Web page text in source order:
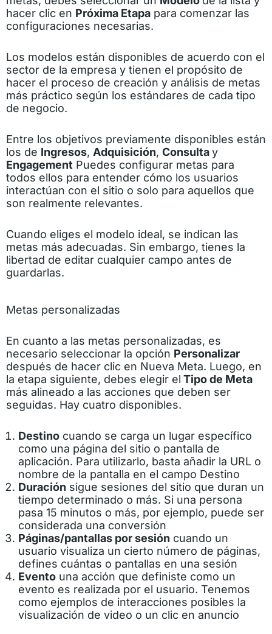
hacer clic en Próxima Etapa para comenzar las
configuraciones necesarias.
Los modelos están disponibles de acuerdo con el
sector de la empresa y tienen el propósito de
hacer el proceso de creación y análisis de metas
más práctico según los estándares de cada tipo
de negocio.
Entre los objetivos previamente disponibles están
los de Ingresos, Adquisición, Consultay
Engagement Puedes configurar metas para
todos ellos para entender cómo los usuarios
interactúan con el sitio o solo para aquellos que
son realmente relevantes.
Cuando eliges el modelo ideal, se indican las
metas más adecuadas. Sin embargo, tienes la
libertad de editar cualquier campo antes de
guardarlas.
Metas personalizadas
En cuanto a las metas personalizadas, es
necesario seleccionar la opción Personalizar
después de hacer clic en Nueva Meta. Luego, en
la etapa siguiente, debes elegir el Tipo de Meta
más alineado a las acciones que deben ser
seguidas. Hay cuatro disponibles.
Destino cuando se carga un lugar específico
como una página del sitio o pantalla de
aplicación. Para utilizarlo, basta añadir la URL o
nombre de la pantalla en el campo Destino
Duración sigue sesiones del sitio que duran un
tiempo determinado o más. Si una persona
pasa 15 minutos o más, por ejemplo, puede ser
considerada una conversión
Páginas/pantallas por sesión cuando un
usuario visualiza un cierto número de páginas,
defines cuántas o pantallas en una sesión
Evento una acción que definiste como un
evento es realizada por el usuario. Tenemos
como ejemplos de interacciones posibles la
visualización de video o un clic en anuncio